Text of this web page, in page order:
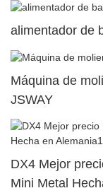
alimentador de
Máquina de
JSWAY
DX4 Mejor
Mini Metal